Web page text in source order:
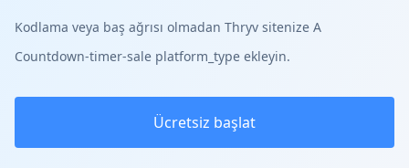
Kodlama veya baş ağrısı olmadan Thryv sitenize A
Countdown-timer-sale platform_type ekleyin.
Ücretsiz başlat